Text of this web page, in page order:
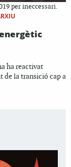
per ineccessari.
ha reactivat
de la transició cap a